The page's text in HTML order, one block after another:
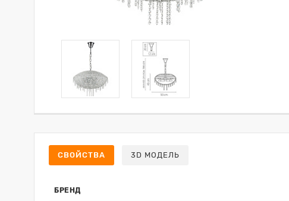
СВОЙСТВА 3D МОДЕЛЬ
БРЕНД